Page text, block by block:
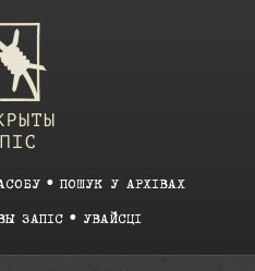
ПОШУК У АРХІВАХ
ЗАПІС УВАЙСЦІ